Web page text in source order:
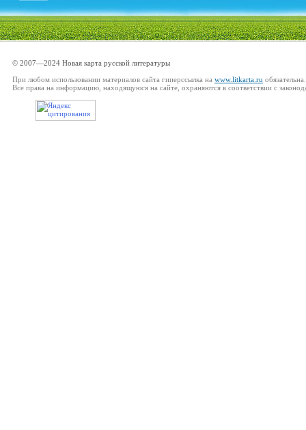
© 2007—2024 Новая карта русской литературы
При любом использовании материалов сайта гиперссылка на www.litkarta.ru обязательна.
Все права на информацию, находящуюся на сайте, охраняются в соответствии с